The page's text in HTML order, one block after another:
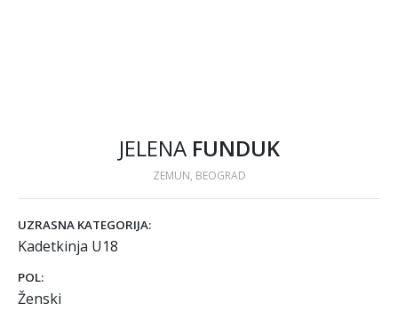
JELENA FUNDUK
ZEMUN, BEOGRAD
UZRASNA KATEGORIJA:
Kadetkinja U18
POL:
Ženski